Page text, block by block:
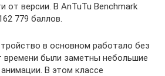
от версии. В AnTuTu Benchmark
779 баллов.
в основном работало без
времени были заметны небольшие
В этом классе